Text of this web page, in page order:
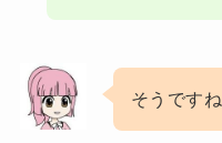
そうですね